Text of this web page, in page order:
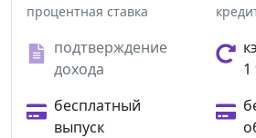
процентная ставка
подтверждение
дохода
1
бесплатный
выпуск